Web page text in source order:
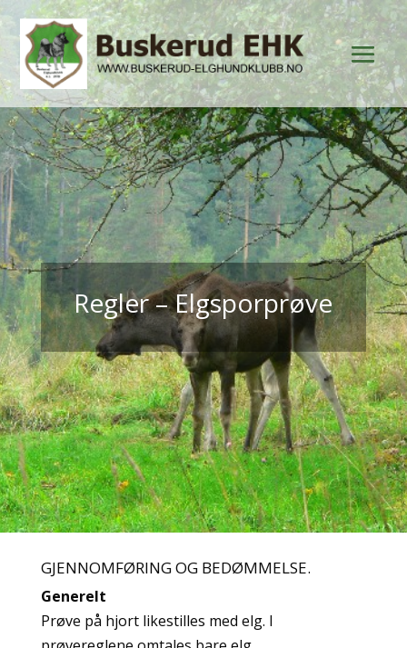
Regler – Elgsporprøve
GJENNOMFØRING OG BEDØMMELSE.
Generelt
Prøve på hjort likestilles med elg. I